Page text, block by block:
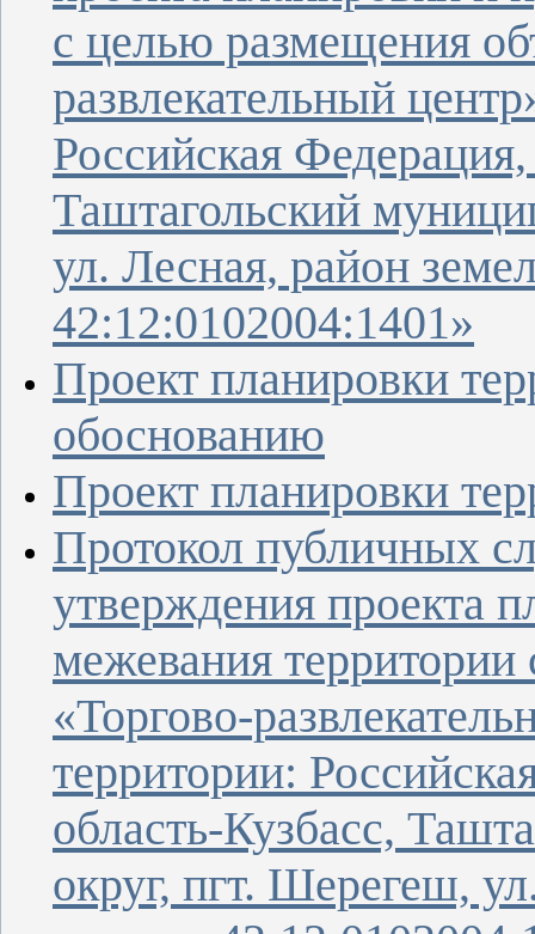
с целью размещения
развлекательный
Российская
Таштагольский
ул. Лесная, район
42:12:0102004:1401»
Проект планировки
обоснованию
Проект планировки
Протокол публичных
утверждения проекта
межевания
«Торгово-
территории:
область-Кузбасс,
округ, пгт. Шерегеш,